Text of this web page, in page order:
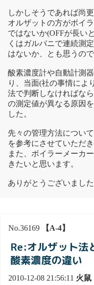
しかしそうであれば尚
オルザットの方がボイ
ではないか(OFFが長い
くはガルバニで連続測
はないか、とも思うので
酸素濃度計や自動計測
り、当面(社の事情によ
法で判断しなければな
の測定値が異なる原因
した。
先々の管理方法につい
を参考にさせていただき
また、ボイラーメーカ
きたいと思います。
ありがとうございました
No.36169 【A-4】
Re:オルザット法
酸素濃度の違い
2010-12-08 21:56:11 火鼠